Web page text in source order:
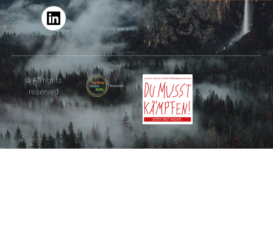
© All rights
reserved